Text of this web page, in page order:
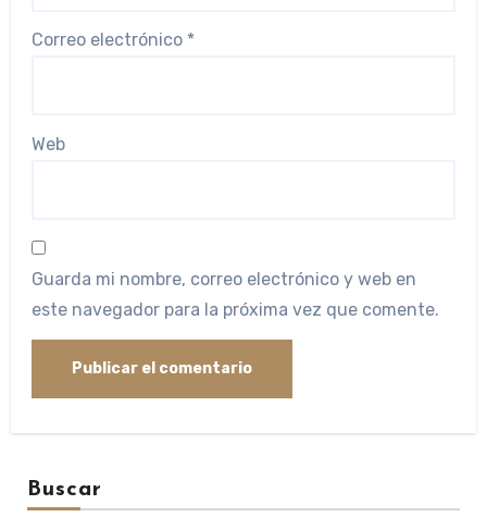
Correo electrónico *
Web
Guarda mi nombre, correo electrónico y web en
este navegador para la próxima vez que comente.
Buscar